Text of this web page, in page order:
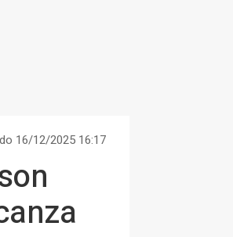
16/12/2025 16:17